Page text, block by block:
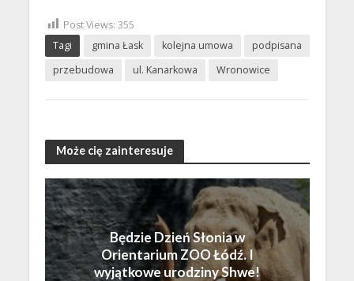
Post Views: 355
Tagi
gmina Łask kolejna umowa
podpisana
przebudowa
ul. Kanarkowa Wronowice
Może cię zainteresuje
Będzie Dzień Słonia w
Orientarium ZOO Łódź. I
wyjątkowe urodziny Shwe!